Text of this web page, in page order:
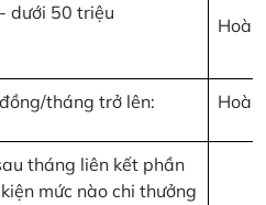
dưới 50 triệu
tháng trở lên:
tháng liên kết phần
mức nào chi thưởng